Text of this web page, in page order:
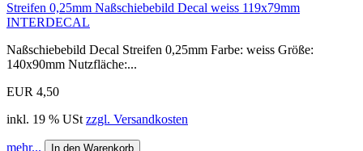
Streifen 0,25mm Naßschiebebild Decal weiss 119x79mm
INTERDECAL
Naßschiebebild Decal Streifen 0,25mm Farbe: weiss Größe:
140x90mm Nutzfläche:...
EUR 4,50
inkl. 19 % USt zzgl. Versandkosten
mehr... In den Warenkorb